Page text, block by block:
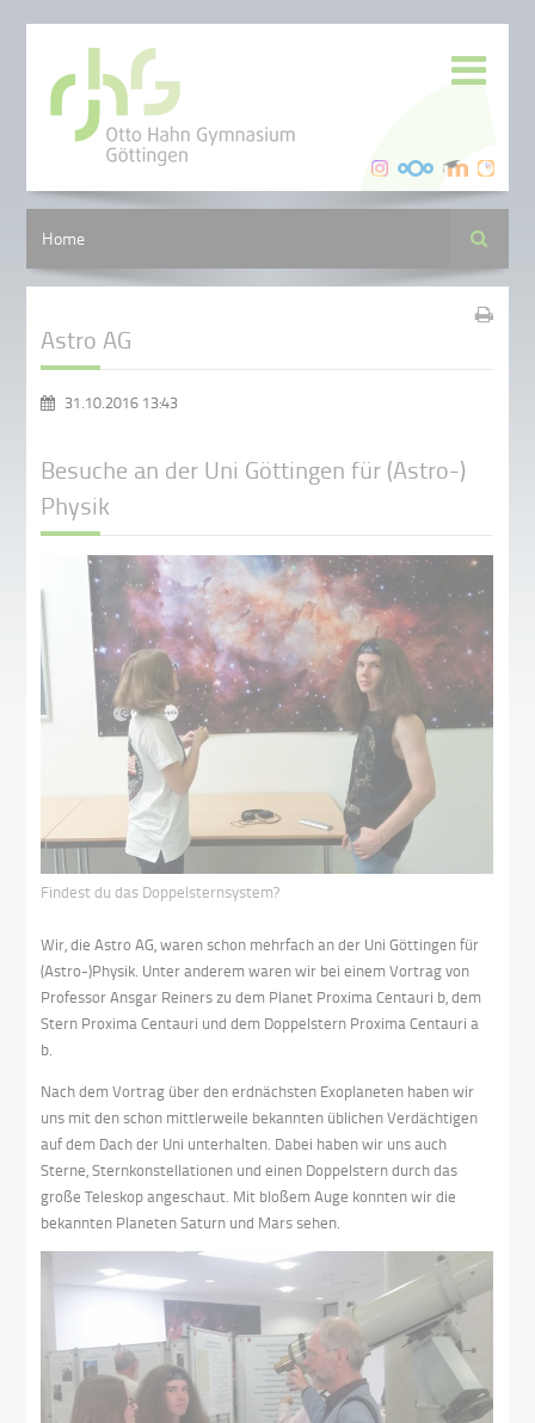
Home Suche
Astro AG
31.10.2016 13:43
Besuche an der Uni Göttingen für (Astro-)
Physik
Findest du das Doppelsternsystem?
Wir, die Astro AG, waren schon mehrfach an der Uni Göttingen für
(Astro-)Physik. Unter anderem waren wir bei einem Vortrag von
Professor Ansgar Reiners zu dem Planet Proxima Centauri b, dem
Stern Proxima Centauri und dem Doppelstern Proxima Centauri a
b.
Nach dem Vortrag über den erdnächsten Exoplaneten haben wir
uns mit den schon mittlerweile bekannten üblichen Verdächtigen
auf dem Dach der Uni unterhalten. Dabei haben wir uns auch
Sterne, Sternkonstellationen und einen Doppelstern durch das
große Teleskop angeschaut. Mit bloßem Auge konnten wir die
bekannten Planeten Saturn und Mars sehen.